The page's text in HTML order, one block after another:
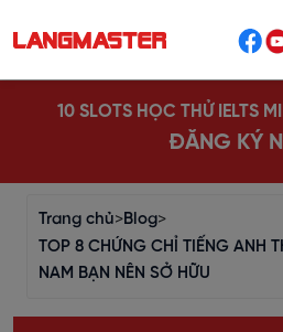
10 SLOTS HỌC THỬ IELTS
ĐĂNG KÝ
Trang chủ>Blog>
TOP 8 CHỨNG CHỈ TIẾNG ANH
NAM BẠN NÊN SỞ HỮU